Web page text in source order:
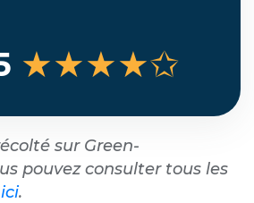
★★★★✩
sur Green-
pouvez consulter tous les
.